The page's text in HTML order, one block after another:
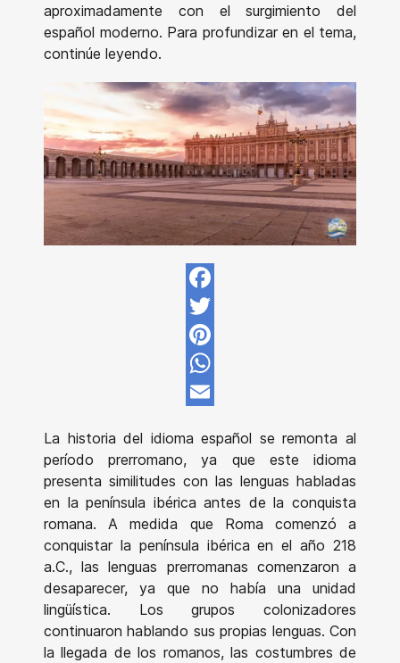
aproximadamente con el surgimiento del
español moderno. Para profundizar en el tema,
continúe leyendo.
Facebook
Twitter
Pinterest
WhatsApp
La historia del idioma español se remonta al
período prerromano, ya que este idioma
presenta similitudes con las lenguas habladas
en la península ibérica antes de la conquista
romana. A medida que Roma comenzó a
conquistar la península ibérica en el año 218
a.C., las lenguas prerromanas comenzaron a
desaparecer, ya que no había una unidad
lingüística. Los grupos colonizadores
continuaron hablando sus propias lenguas. Con
la llegada de los romanos, las costumbres de